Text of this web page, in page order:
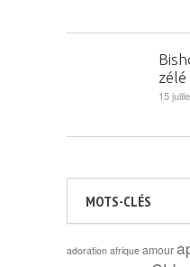
zélé
15
MOTS-CLÉS
adoration afrique amour